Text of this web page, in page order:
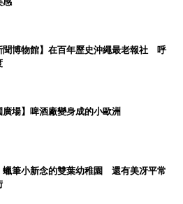
聞博物館】在百年歷史沖繩最老報社 呼
廣場】啤酒廠變身成的小歐洲
蠟筆小新念的雙葉幼稚園 還有美冴平常